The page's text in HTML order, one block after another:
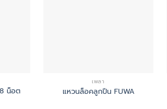
น็อต
เพลา
แหวนล็อคลูกปืน FUWA